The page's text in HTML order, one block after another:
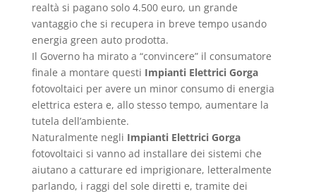
realtà si pagano solo 4.500 euro, un grande
vantaggio che si recupera in breve tempo usando
energia green auto prodotta.
Il Governo ha mirato a “convincere” il consumatore
finale a montare questi Impianti Elettrici Gorga
fotovoltaici per avere un minor consumo di energia
elettrica estera e, allo stesso tempo, aumentare la
tutela dell’ambiente.
Naturalmente negli Impianti Elettrici Gorga
fotovoltaici si vanno ad installare dei sistemi che
aiutano a catturare ed imprigionare, letteralmente
parlando, i raggi del sole diretti e, tramite dei